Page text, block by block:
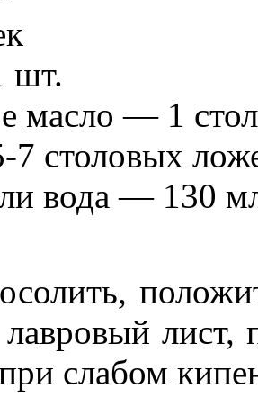
шт.
масло — 1
столовых
вода — 130
лист,
слабом